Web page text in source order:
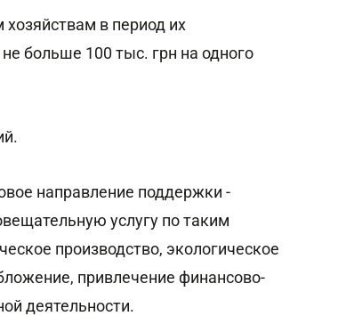
в период их
больше 100 тыс. грн на одного
направление поддержки -
услугу по таким
производство, экологическое
привлечение финансово-
деятельности.